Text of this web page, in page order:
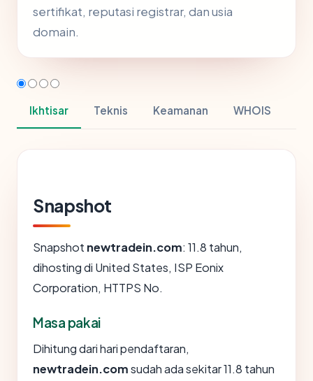
sertifikat, reputasi registrar, dan usia
domain.
Ikhtisar Teknis Keamanan WHOIS
Snapshot
Snapshot newtradein.com: 11.8 tahun,
dihosting di United States, ISP Eonix
Corporation, HTTPS No.
Masa pakai
Dihitung dari hari pendaftaran,
newtradein.comsudah ada sekitar 11.8 tahun